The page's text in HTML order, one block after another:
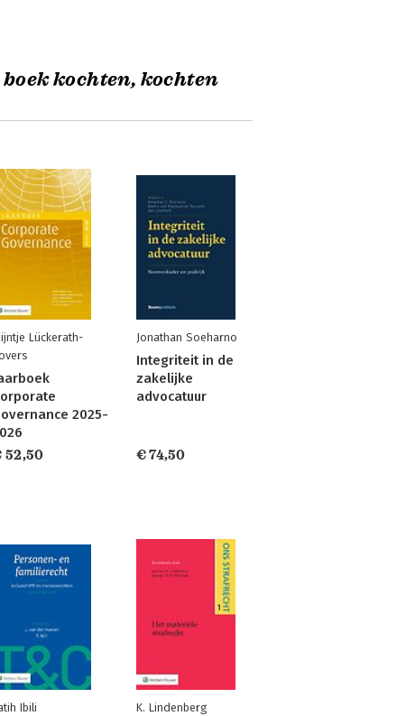
kochten, kochten
Lückerath-
2025-
52,50
Jonathan Soeharno
Integriteit in de
zakelijke
advocatuur
€ 74,50
Ibili K. Lindenberg